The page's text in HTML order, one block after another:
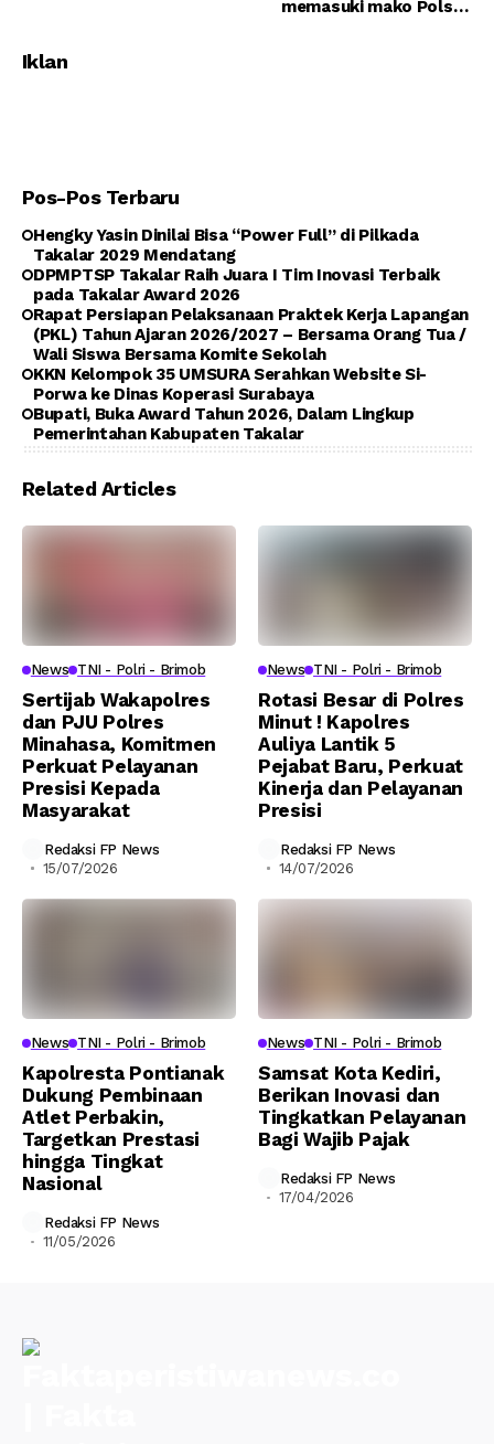
memasuki mako Polsek
Iklan
Pos-Pos Terbaru
Hengky Yasin Dinilai Bisa “Power Full” di Pilkada
Takalar 2029 Mendatang
DPMPTSP Takalar Raih Juara I Tim Inovasi Terbaik
pada Takalar Award 2026
Rapat Persiapan Pelaksanaan Praktek Kerja Lapangan
(PKL) Tahun Ajaran 2026/2027 – Bersama Orang Tua /
Wali Siswa Bersama Komite Sekolah
KKN Kelompok 35 UMSURA Serahkan Website Si-
Porwa ke Dinas Koperasi Surabaya
Bupati, Buka Award Tahun 2026, Dalam Lingkup
Pemerintahan Kabupaten Takalar
Related Articles
News TNI - Polri - Brimob
Sertijab Wakapolres
dan PJU Polres
Minahasa, Komitmen
Perkuat Pelayanan
Presisi Kepada
Masyarakat
Redaksi FP News
15/07/2026
News TNI - Polri - Brimob
Rotasi Besar di Polres
Minut ! Kapolres
Auliya Lantik 5
Pejabat Baru, Perkuat
Kinerja dan Pelayanan
Presisi
Redaksi FP News
14/07/2026
News TNI - Polri - Brimob
Kapolresta Pontianak
Dukung Pembinaan
Atlet Perbakin,
Targetkan Prestasi
hingga Tingkat
Nasional
Redaksi FP News
11/05/2026
News TNI - Polri - Brimob
Samsat Kota Kediri,
Berikan Inovasi dan
Tingkatkan Pelayanan
Bagi Wajib Pajak
Redaksi FP News
17/04/2026